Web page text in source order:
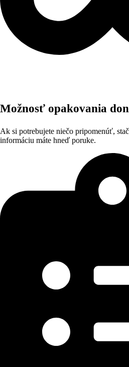
Možnosť opakovania
Ak si potrebujete niečo pripomenúť,
informáciu máte hneď poruke.